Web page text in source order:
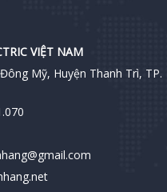
VIỆT NAM
Mỹ, Huyện Thanh Trì, TP.